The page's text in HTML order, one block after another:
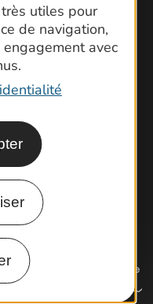
utiles pour
de navigation,
avec